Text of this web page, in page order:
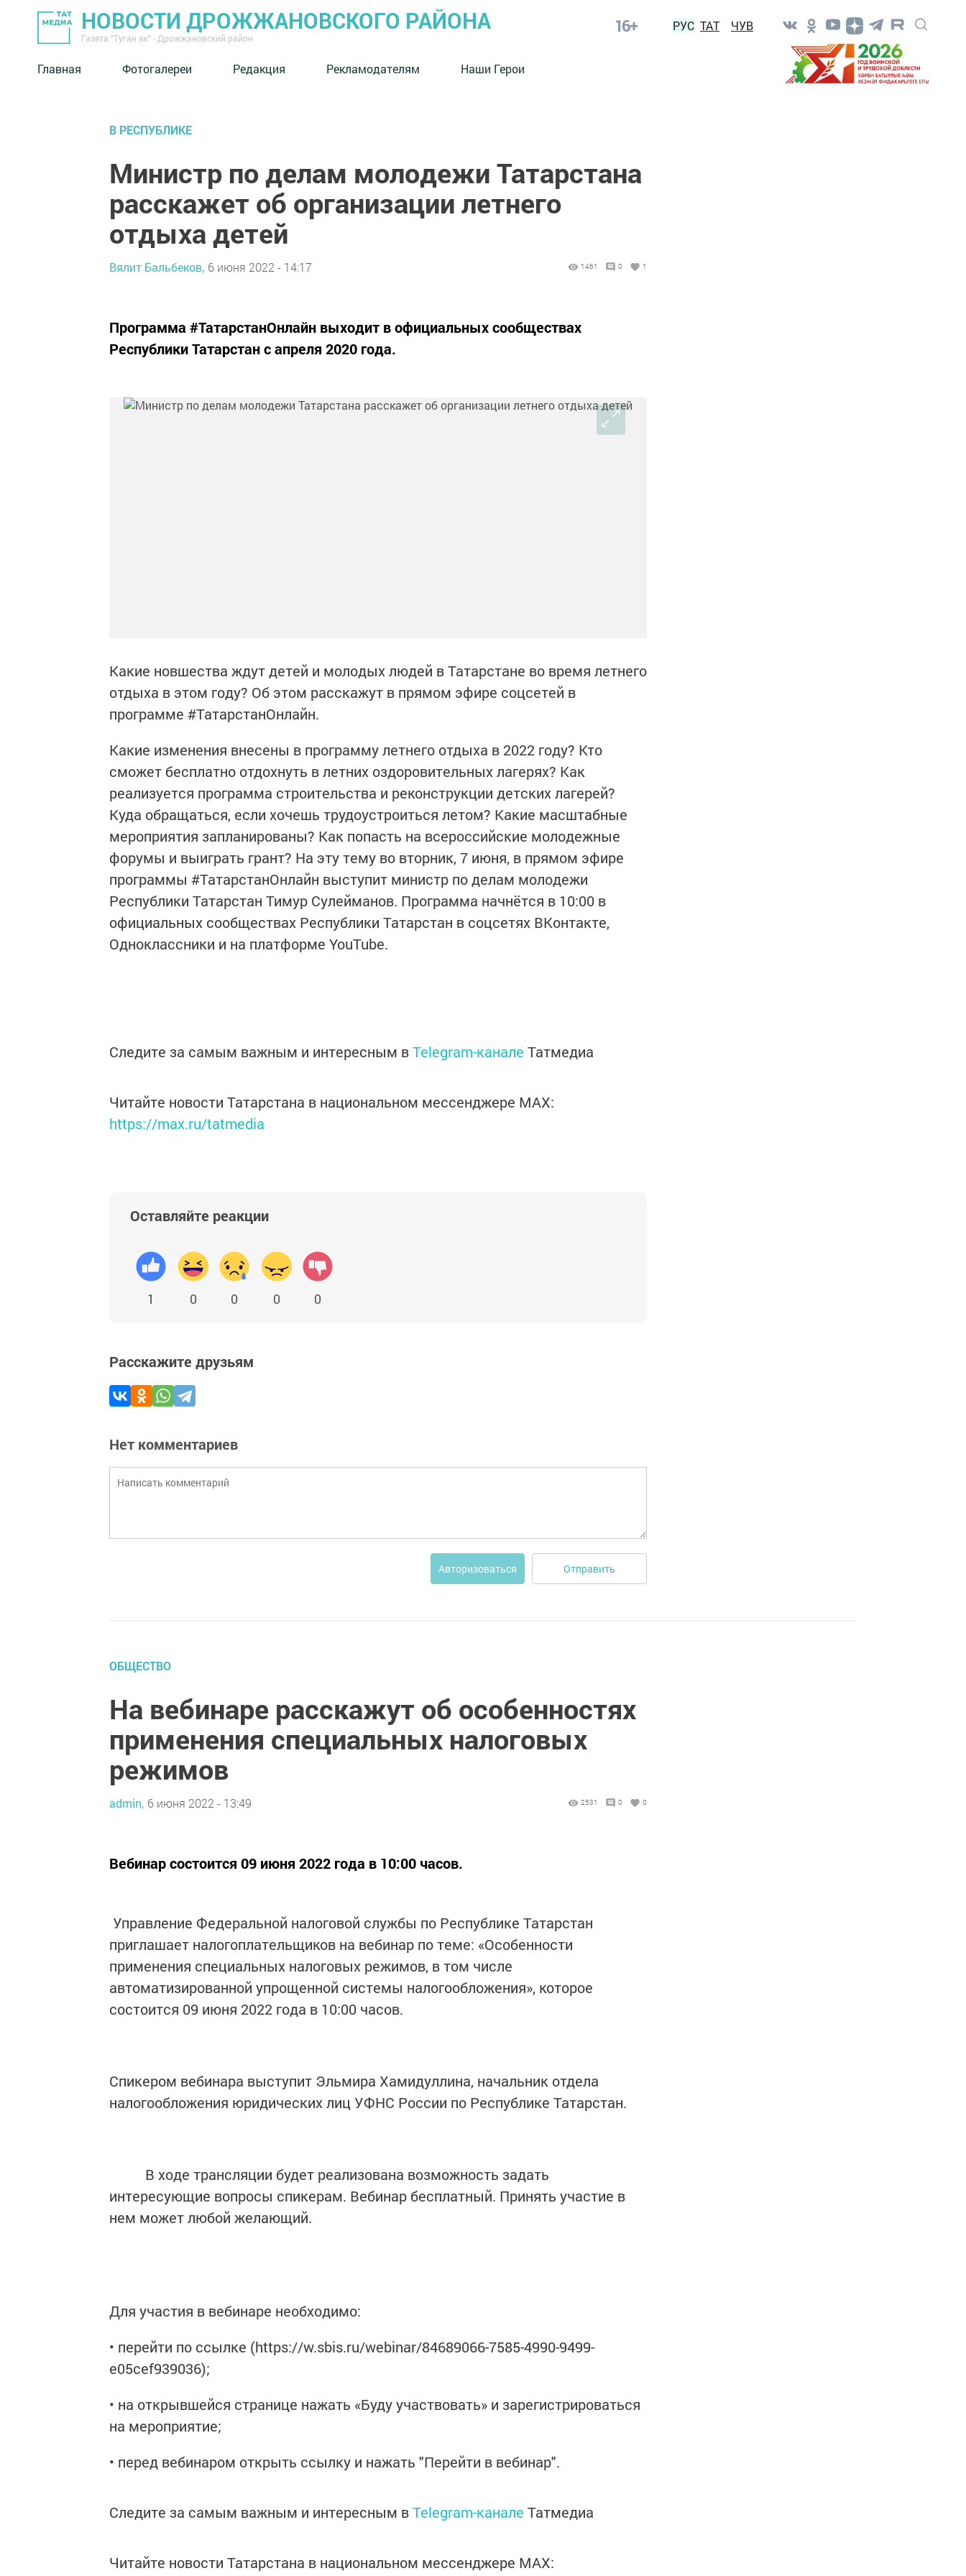
НОВОСТИ ДРОЖЖАНОВСКОГО РАЙОНА
Газета "Туган як" - Дрожжановский район
16+ РУС ТАТ ЧУВ
Главная Фотогалереи Редакция Рекламодателям Наши Герои
В РЕСПУБЛИКЕ
Министр по делам молодежи Татарстана
расскажет об организации летнего
отдыха детей
Вялит Бальбеков, 6 июня 2022 - 14:17 1461 0 1
Программа #ТатарстанОнлайн выходит в официальных сообществах
Республики Татарстан с апреля 2020 года.
Какие новшества ждут детей и молодых людей в Татарстане во время летнего
отдыха в этом году? Об этом расскажут в прямом эфире соцсетей в
программе #ТатарстанОнлайн.
Какие изменения внесены в программу летнего отдыха в 2022 году? Кто
сможет бесплатно отдохнуть в летних оздоровительных лагерях? Как
реализуется программа строительства и реконструкции детских лагерей?
Куда обращаться, если хочешь трудоустроиться летом? Какие масштабные
мероприятия запланированы? Как попасть на всероссийские молодежные
форумы и выиграть грант? На эту тему во вторник, 7 июня, в прямом эфире
программы #ТатарстанОнлайн выступит министр по делам молодежи
Республики Татарстан Тимур Сулейманов. Программа начнётся в 10:00 в
официальных сообществах Республики Татарстан в соцсетях ВКонтакте,
Одноклассники и на платформе YouTube.
Следите за самым важным и интересным вTelegram-канале Татмедиа
Читайте новости Татарстана в национальном мессенджере MАХ:
https://max.ru/tatmedia
Оставляйте реакции
1 0 0 0 0
Расскажите друзьям
Нет комментариев
Авторизоваться Отправить
ОБЩЕСТВО
На вебинаре расскажут об особенностях
применения специальных налоговых
режимов
admin, 6 июня 2022 - 13:49 2531 0 0
Вебинар состоится 09 июня 2022 года в 10:00 часов.
Управление Федеральной налоговой службы по Республике Татарстан
приглашает налогоплательщиков на вебинар по теме: «Особенности
применения специальных налоговых режимов, в том числе
автоматизированной упрощенной системы налогообложения», которое
состоится 09 июня 2022 года в 10:00 часов.
Спикером вебинара выступит Эльмира Хамидуллина, начальник отдела
налогообложения юридических лиц УФНС России по Республике Татарстан.
В ходе трансляции будет реализована возможность задать
интересующие вопросы спикерам. Вебинар бесплатный. Принять участие в
нем может любой желающий.
Для участия в вебинаре необходимо:
• перейти по ссылке (https://w.sbis.ru/webinar/84689066-7585-4990-9499-
e05cef939036);
• на открывшейся странице нажать «Буду участвовать» и зарегистрироваться
на мероприятие;
• перед вебинаром открыть ссылку и нажать "Перейти в вебинар".
Следите за самым важным и интересным вTelegram-канале Татмедиа
Читайте новости Татарстана в национальном мессенджере MАХ: